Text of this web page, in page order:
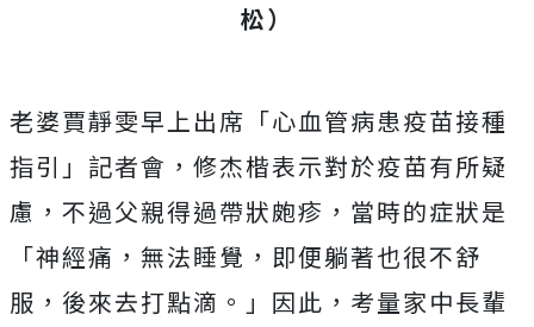
松）
老婆賈靜雯早上出席「心血管病患疫苗接種
指引」記者會，修杰楷表示對於疫苗有所疑
慮，不過父親得過帶狀皰疹，當時的症狀是
「神經痛，無法睡覺，即便躺著也很不舒
服，後來去打點滴。」因此，考量家中長輩